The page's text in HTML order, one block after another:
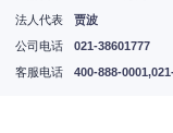
法人代表
贾波
公司电话
021-38601777
客服电话
400-888-